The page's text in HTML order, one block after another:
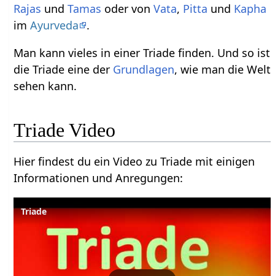
Rajas undTamas oder vonVata, Pitta und Kapha
imAyurveda
.
Man kann vieles in einer Triade finden. Und so ist
die Triade eine der Grundlagen, wie man die Welt
sehen kann.
Triade Video
Hier findest du ein Video zu Triade mit einigen
Informationen und Anregungen:
Triade